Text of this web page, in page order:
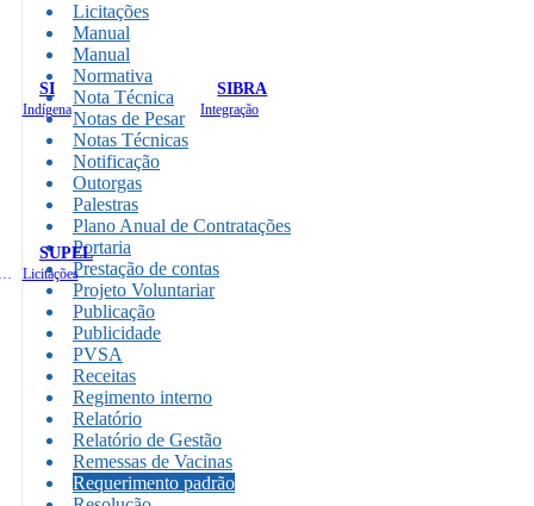
SI
Indígena
SIBRA
Integração
SUPEL
Licitações
Licitações
Manual
Manual
Normativa
Nota Técnica
Notas de Pesar
Notas Técnicas
Notificação
Outorgas
Palestras
Plano Anual de Contratações
Portaria
Prestação de contas
Projeto Voluntariar
Publicação
Publicidade
PVSA
Receitas
Regimento interno
Relatório
Relatório de Gestão
Remessas de Vacinas
Requerimento padrão